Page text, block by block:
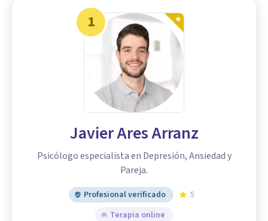
1
Javier Ares Arranz
Psicólogo especialista en Depresión, Ansiedad y
Pareja.
Profesional verificado
5
Terapia online